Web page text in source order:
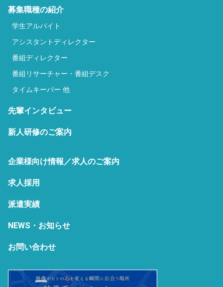
募集職種の紹介
学生アルバイト
アシスタントディレクター
番組ディレクター
番組リサーチャー・番組デスク
タイムキーパー 他
先輩インタビュー
新人研修のご案内
企業様向け情報／求人のご案内
求人採用
派遣実績
NEWS・お知らせ
お問い合わせ